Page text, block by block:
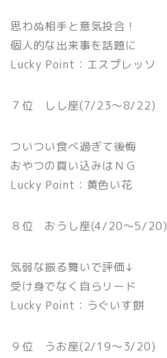
思わぬ相手と意気投合！
個人的な出来事を話題に
Lucky Point：エスプレッソ
７位 しし座(7/23〜8/22)
ついつい食べ過ぎて後悔
おやつの買い込みはＮＧ
Lucky Point：黄色い花
８位 おうし座(4/20〜5/20)
気弱な振る舞いで評価↓
受け身でなく自らリード
Lucky Point：うぐいす餅
９位 うお座(2/19〜3/20)